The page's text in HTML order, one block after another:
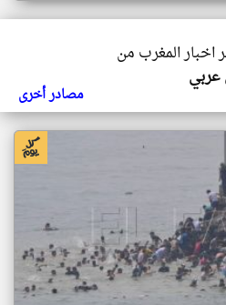
اخبار المغرب من
عربي
مصادر أخرى